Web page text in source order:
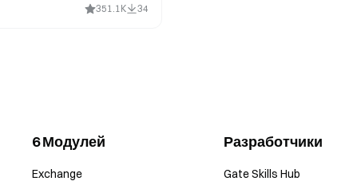
351.1K 34
6 Модулей
Exchange
Разработчики
Gate Skills Hub